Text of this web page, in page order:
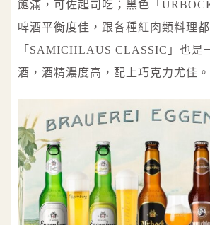
飽滿，可佐起司吃；黑色「
啤酒平衡度佳，跟各種紅肉類料理
「SAMICHLAUS CLASSIC」也是
酒，酒精濃度高，配上巧克力尤佳。